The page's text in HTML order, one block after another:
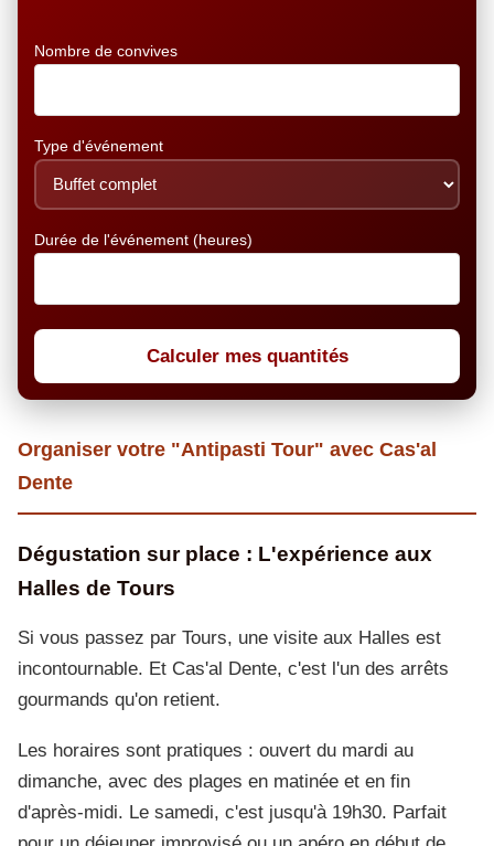
Nombre de convives
Type d'événement
Durée de l'événement (heures)
Calculer mes quantités
Organiser votre "Antipasti Tour" avec Cas'al
Dente
Dégustation sur place : L'expérience aux
Halles de Tours
Si vous passez par Tours, une visite aux Halles est
incontournable. Et Cas'al Dente, c'est l'un des arrêts
gourmands qu'on retient.
Les horaires sont pratiques : ouvert du mardi au
dimanche, avec des plages en matinée et en fin
d'après-midi. Le samedi, c'est jusqu'à 19h30. Parfait